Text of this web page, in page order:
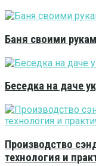
Баня своими
Беседка на даче
Производство
технология и